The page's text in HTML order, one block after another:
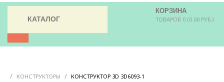
КОРЗИНА
ТОВАРОВ 0 (0.00 РУБ.)
КАТАЛОГ
/ КОНСТРУКТОРЫ / КОНСТРУКТОР 3D 3D6093-1